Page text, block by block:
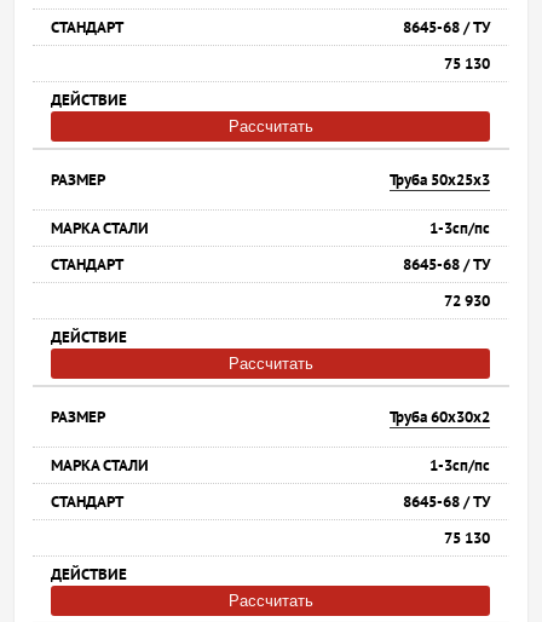
8645-68 / ТУ
75 130
Рассчитать
Труба 50х25х3
1-3сп/пс
8645-68 / ТУ
72 930
Рассчитать
Труба 60х30х2
1-3сп/пс
8645-68 / ТУ
75 130
Рассчитать